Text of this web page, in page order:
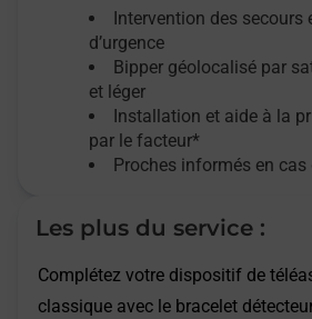
Intervention des secours
d’urgence
Bipper géolocalisé par
et léger
Installation et aide à la
par le facteur*
Proches informés en cas
Les plus du service :
Complétez votre dispositif de
classique avec le bracelet